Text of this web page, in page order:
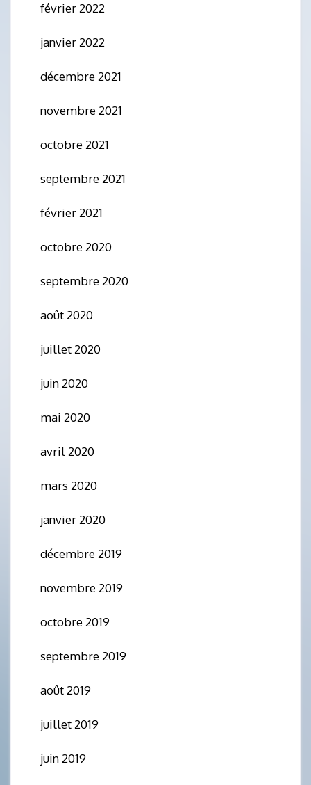
février 2022
janvier 2022
décembre 2021
novembre 2021
octobre 2021
septembre 2021
février 2021
octobre 2020
septembre 2020
août 2020
juillet 2020
juin 2020
mai 2020
avril 2020
mars 2020
janvier 2020
décembre 2019
novembre 2019
octobre 2019
septembre 2019
août 2019
juillet 2019
juin 2019